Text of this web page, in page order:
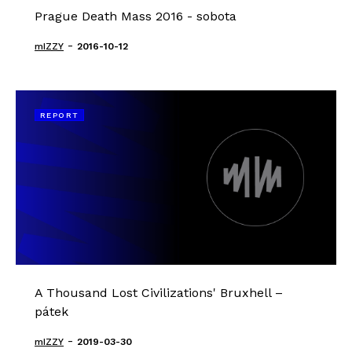
Prague Death Mass 2016 - sobota
mIZZY - 2016-10-12
REPORT
A Thousand Lost Civilizations' Bruxhell –
pátek
mIZZY - 2019-03-30